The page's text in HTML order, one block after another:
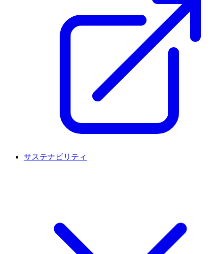
サステナビリティ